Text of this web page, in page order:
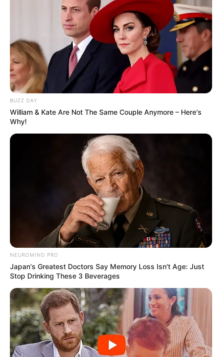
BUZZ DAY
William & Kate Are Not The Same Couple Anymore – Here's
Why!
NEUROMIND PRO
Japan's Greatest Doctors Say Memory Loss Isn't Age: Just
Stop Drinking These 3 Beverages